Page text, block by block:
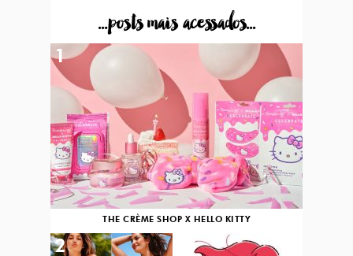
...posts mais acessados...
THE CRÈME SHOP X HELLO KITTY
1
2 3